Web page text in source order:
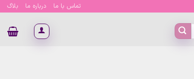
تماس با ما درباره ما بلاگ